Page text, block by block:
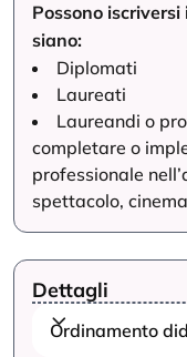
Possono
siano:
Diplomati
Laureati
Laureandi o
completare o
professionale
spettacolo,
Dettagli
Ordinamento